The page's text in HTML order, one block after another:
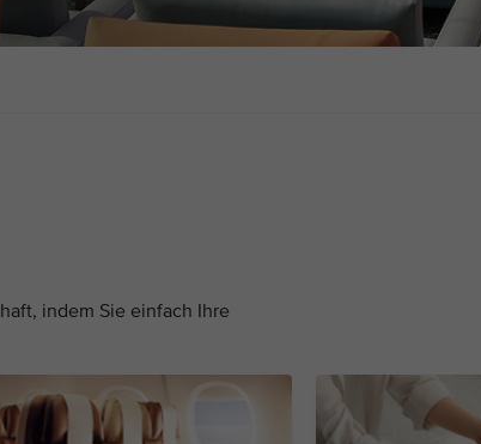
indem Sie einfach Ihre